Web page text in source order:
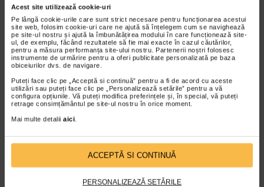
Acest site utilizează cookie-uri
Pe lângă cookie-urile care sunt strict necesare pentru funcționarea acestui
site web, folosim cookie-uri care ne ajută să înțelegem cum se navighează
pe site-ul nostru și ajută la îmbunătățirea modului în care funcționează site-
ul, de exemplu, făcând rezultatele să fie mai exacte în cazul căutărilor,
pentru a măsura performanța site-ului nostru. Partenerii noștri folosesc
instrumente de urmărire pentru a oferi publicitate personalizată pe baza
obiceiurilor dvs. de navigare.
Puteți face clic pe „Acceptă si continuă” pentru a fi de acord cu aceste
utilizări sau puteți face clic pe „Personalizează setările” pentru a vă
configura opțiunile. Vă puteți modifica preferințele și, în special, vă puteți
retrage consimțământul pe site-ul nostru în orice moment.
Mai multe detalii aici
ACCEPTĂ SI CONTINUĂ
PERSONALIZEAZĂ SETĂRILE
Crema antirid SPF 10 intens
Gerovital H3E Crema antirid FP10
hidrateaza intensiv pielea si
previne aparitia ridurilor, oferind…
Crema keratoreductoare Ducray
este o crema calmanta
-30% Preț întreg: 129,30 Lei
-20% Preț întreg: 108.30 Lei